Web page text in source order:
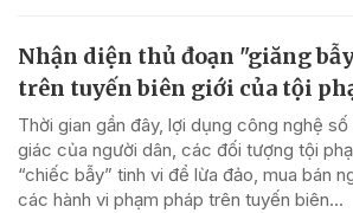
Nhận diện thủ đoạn "giăng
trên tuyến biên giới của tội
Thời gian gần đây, lợi dụng công nghệ
giác của người dân, các đối tượng tội
“chiếc bẫy” tinh vi để lừa đảo, mua bán
các hành vi phạm pháp trên tuyến biên...